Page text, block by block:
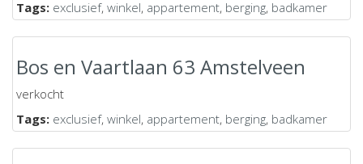
Tags: exclusief, winkel, appartement, berging, badkamer
Bos en Vaartlaan 63 Amstelveen
verkocht
Tags: exclusief, winkel, appartement, berging, badkamer